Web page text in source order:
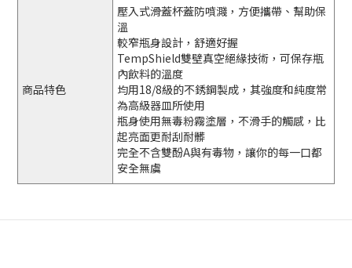
商品特色
壓入式滑蓋杯蓋防噴濺，方便攜帶、幫助保
溫
較窄瓶身設計，舒適好握
TempShield雙壁真空絕緣技術，可保存瓶
內飲料的溫度
均用18/8級的不銹鋼製成，其強度和純度常
為高級器皿所使用
瓶身使用無毒粉霧塗層，不滑手的觸感，比
起亮面更耐刮耐髒
完全不含雙酚A與有毒物，讓你的每一口都
安全無虞